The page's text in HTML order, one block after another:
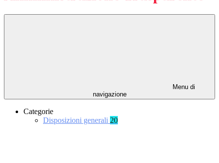
Menu di
navigazione
Categorie
Disposizioni generali 20